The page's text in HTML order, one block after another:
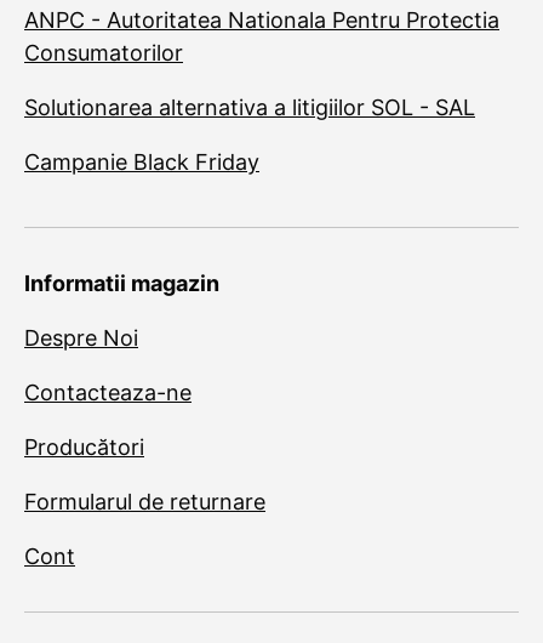
ANPC - Autoritatea Nationala Pentru Protectia
Consumatorilor
Solutionarea alternativa a litigiilor SOL - SAL
Campanie Black Friday
Informatii magazin
Despre Noi
Contacteaza-ne
Producători
Formularul de returnare
Cont